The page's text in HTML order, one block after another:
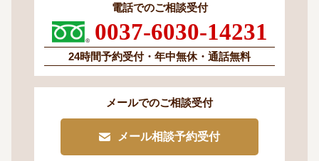
電話でのご相談受付
0037-6030-14231
24時間予約受付・ 年中無休・通話無料
メールでのご相談受付
メール相談予約受付